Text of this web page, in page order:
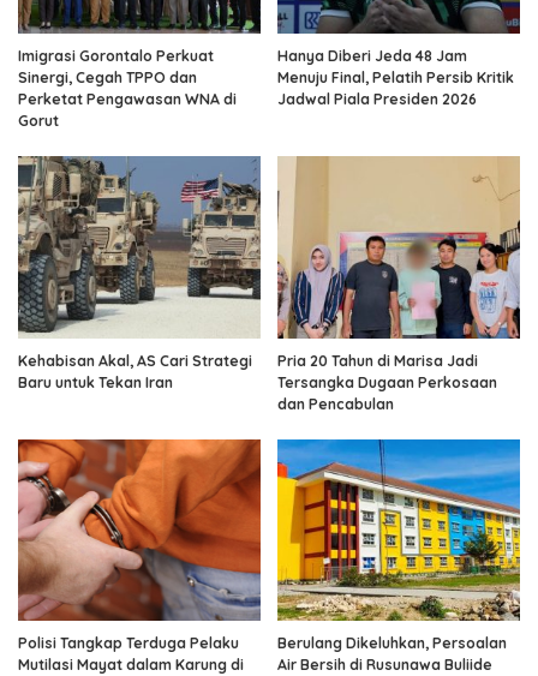
Imigrasi Gorontalo Perkuat
Sinergi, Cegah TPPO dan
Perketat Pengawasan WNA di
Gorut
Hanya Diberi Jeda 48 Jam
Menuju Final, Pelatih Persib Kritik
Jadwal Piala Presiden 2026
Kehabisan Akal, AS Cari Strategi
Baru untuk Tekan Iran
Pria 20 Tahun di Marisa Jadi
Tersangka Dugaan Perkosaan
dan Pencabulan
Polisi Tangkap Terduga Pelaku
Mutilasi Mayat dalam Karung di
Berulang Dikeluhkan, Persoalan
Air Bersih di Rusunawa Buliide